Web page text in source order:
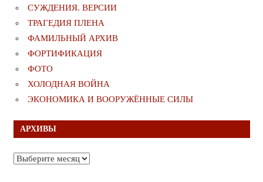
СУЖДЕНИЯ. ВЕРСИИ
ТРАГЕДИЯ ПЛЕНА
ФАМИЛЬНЫЙ АРХИВ
ФОРТИФИКАЦИЯ
ФОТО
ХОЛОДНАЯ ВОЙНА
ЭКОНОМИКА И ВООРУЖЁННЫЕ СИЛЫ
АРХИВЫ
Архивы